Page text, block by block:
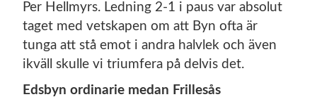
Per Hellmyrs. Ledning 2-1 i paus var absolut
taget med vetskapen om att Byn ofta är
tunga att stå emot i andra halvlek och även
ikväll skulle vi triumfera på delvis det.
Edsbyn ordinarie medan Frillesås